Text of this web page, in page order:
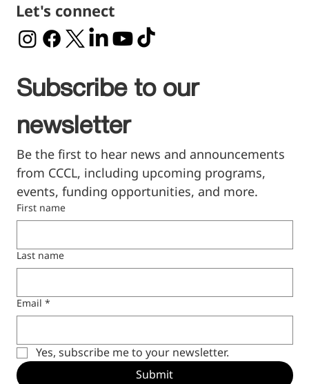
Let's connect
Subscribe to our
newsletter
Be the first to hear news and announcements
from CCCL, including upcoming programs,
events, funding opportunities, and more.
First name
Last name
Email *
Yes, subscribe me to your newsletter.
Submit